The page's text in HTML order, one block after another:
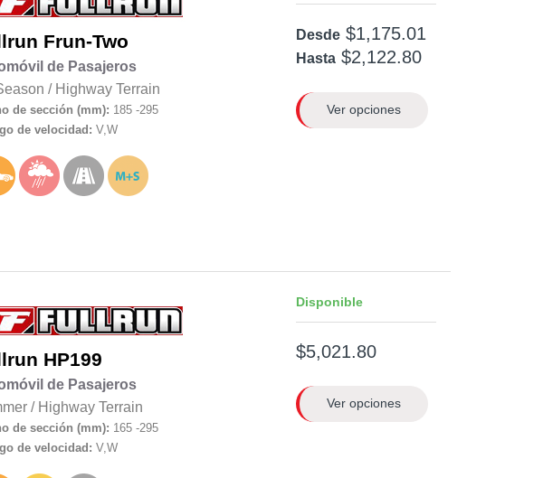
Frun-Two
de Pasajeros
/ Highway Terrain
de sección (mm): 185 -295
de velocidad: V,W
Desde $1,175.01
Hasta $2,122.80
Ver opciones
HP199
de Pasajeros
/ Highway Terrain
de sección (mm): 165 -295
de velocidad: V,W
Disponible
$5,021.80
Ver opciones